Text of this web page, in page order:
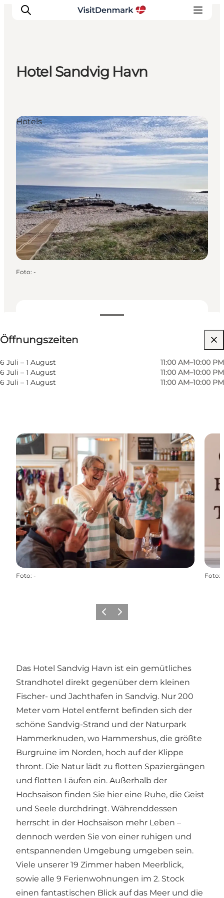
Erlebnisse
Unterkünfte
Reiseplanung
Hotel Sandvig Havn
Öffnungszeiten anzeigen
Öffnungszeiten
6 Juli – 1 August
11:00 AM–10:00 PM
6 Juli – 1 August
11:00 AM–10:00 PM
6 Juli – 1 August
11:00 AM–10:00 PM
63 beds
Website besuchen
Hotels
Foto: -
Foto: - Foto:
ZurückWeiter
Das Hotel Sandvig Havn ist ein gemütliches
Strandhotel direkt gegenüber dem kleinen
Fischer- und Jachthafen in Sandvig. Nur 200
Meter vom Hotel entfernt befinden sich der
schöne Sandvig-Strand und der Naturpark
Hammerknuden, wo Hammershus, die größte
Burgruine im Norden, hoch auf der Klippe
thront. Die Natur lädt zu flotten Spaziergängen
und flotten Läufen ein. Außerhalb der
Hochsaison finden Sie hier eine Ruhe, die Geist
und Seele durchdringt. Währenddessen
herrscht in der Hochsaison mehr Leben –
dennoch werden Sie von einer ruhigen und
entspannenden Umgebung umgeben sein.
Viele unserer 19 Zimmer haben Meerblick,
sowie alle 9 Ferienwohnungen im 2. Stock
einen fantastischen Blick auf das Meer und die